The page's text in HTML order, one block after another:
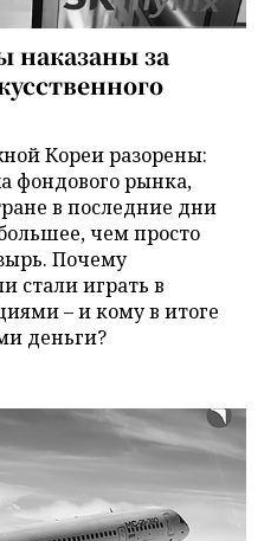
наказаны за
Кореи разорены:
фондового рынка,
в последние дни
чем просто
Почему
стали играть в
– и кому в итоге
деньги?